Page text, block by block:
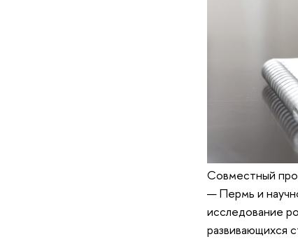
Cовместный
— Пермь и
исследование
развивающихся